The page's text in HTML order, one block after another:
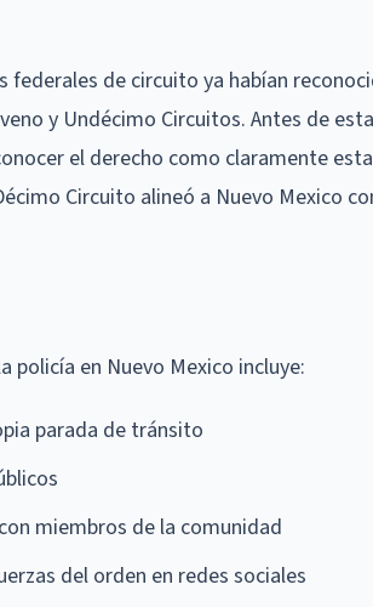
de circuito ya habían
y Undécimo Circuitos. Antes de
el derecho como claramente
Circuito alineó a Nuevo Mexico
policía en Nuevo Mexico incluye:
parada de tránsito
con miembros de la comunidad
del orden en redes sociales